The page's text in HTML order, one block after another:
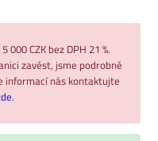
CZK bez DPH 21 %.
zavést, jsme podrobně
informací nás kontaktujte
.